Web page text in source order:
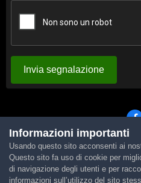
Invia segnalazione
Lingua Tema
Powered by
Informazioni importanti
Usando questo sito acconsenti ai
Questo sito fa uso di cookie per
di navigazione degli utenti e per
informazioni sull’utilizzo del sito